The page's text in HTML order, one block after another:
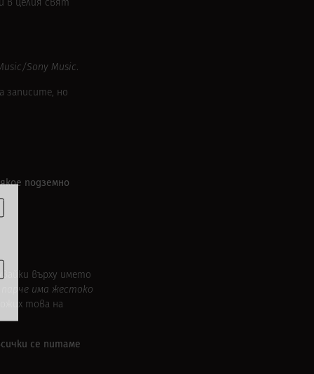
в целия свят
Sony Music.
записите, но
подземно
върху името
има жестоко
това на
се питаме